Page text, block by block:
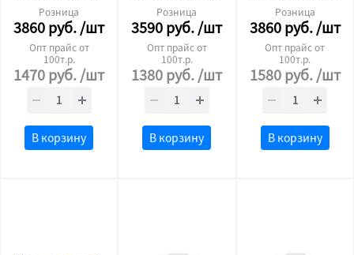
Розница
3860руб./шт
Опт прайс от
100т.р.
1470руб./шт
В корзину
Розница
3590руб./шт
Опт прайс от
100т.р.
1380руб./шт
В корзину
Розница
3860руб./шт
Опт прайс от
100т.р.
1580руб./шт
В корзину